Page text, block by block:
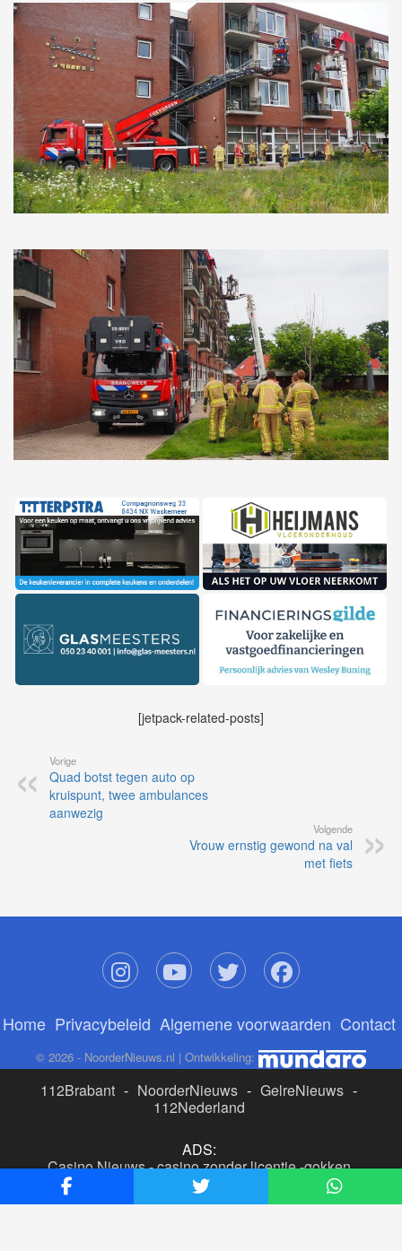
[jetpack-related-posts]
Vorige
Quad botst tegen auto op
kruispunt, twee ambulances
aanwezig
Volgende
Vrouw ernstig gewond na val
met fiets
Home Privacybeleid Algemene voorwaarden Contact
© 2026 - NoorderNieuws.nl | Ontwikkeling:
112Brabant - NoorderNieuws - GelreNieuws -
112Nederland
ADS:
Casino Nieuws-casino zonder licentie-gokken
buitenlandse site
beste online casino nederland